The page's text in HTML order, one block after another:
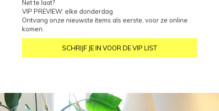
Net te laat?
VIP PREVIEW: elke donderdag
Ontvang onze nieuwste items als eerste, voor ze online
komen.
SCHRIJF JE IN VOOR DE VIP LIST